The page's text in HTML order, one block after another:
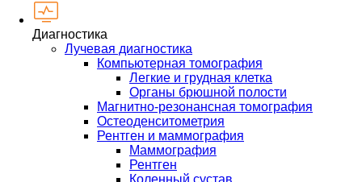
Диагностика
Лучевая диагностика
Компьютерная томография
Легкие и грудная клетка
Органы брюшной полости
Магнитно-резонансная томография
Остеоденситометрия
Рентген и маммография
Маммография
Рентген